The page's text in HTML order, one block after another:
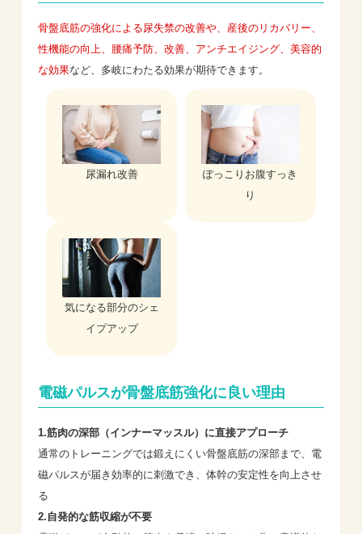
骨盤底筋の強化による尿失禁の改善や、産後のリカバリー、
性機能の向上、腰痛予防、改善、アンチエイジング、美容的
な効果など、多岐にわたる効果が期待できます。
尿漏れ改善
ぽっこりお腹すっき
り
気になる部分のシェ
イプアップ
電磁パルスが骨盤底筋強化に良い理由
1.筋肉の深部（インナーマッスル）に直接アプローチ
通常のトレーニングでは鍛えにくい骨盤底筋の深部まで、電
磁パルスが届き効率的に刺激でき、体幹の安定性を向上させ
る
2.自発的な筋収縮が不要